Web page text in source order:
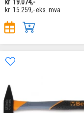
kr 19.074,-
kr 15.259,-eks. mva